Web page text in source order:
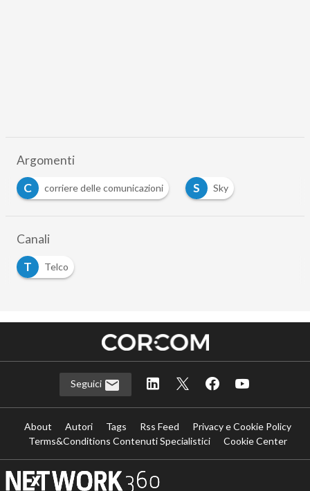
Argomenti
C
corriere delle comunicazioni S Sky
Canali
T
Telco
Seguici
About Autori Tags Rss Feed
Privacy e Cookie Policy
Terms&Conditions Contenuti Specialistici
Cookie Center